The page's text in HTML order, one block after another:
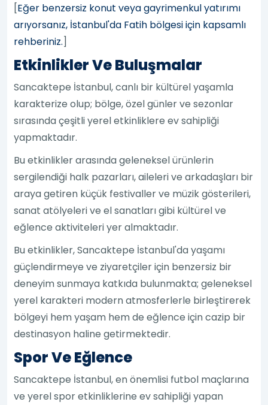
[Eğer benzersiz konut veya gayrimenkul yatırımı
arıyorsanız, İstanbul'da Fatih bölgesi için kapsamlı
rehberiniz.]
Etkinlikler Ve Buluşmalar
Sancaktepe İstanbul, canlı bir kültürel yaşamla
karakterize olup; bölge, özel günler ve sezonlar
sırasında çeşitli yerel etkinliklere ev sahipliği
yapmaktadır.
Bu etkinlikler arasında geleneksel ürünlerin
sergilendiği halk pazarları, aileleri ve arkadaşları bir
araya getiren küçük festivaller ve müzik gösterileri,
sanat atölyeleri ve el sanatları gibi kültürel ve
eğlence aktiviteleri yer almaktadır.
Bu etkinlikler, Sancaktepe İstanbul'da yaşamı
güçlendirmeye ve ziyaretçiler için benzersiz bir
deneyim sunmaya katkıda bulunmakta; geleneksel
yerel karakteri modern atmosferlerle birleştirerek
bölgeyi hem yaşam hem de eğlence için cazip bir
destinasyon haline getirmektedir.
Spor Ve Eğlence
Sancaktepe İstanbul, en önemlisi futbol maçlarına
ve yerel spor etkinliklerine ev sahipliği yapan